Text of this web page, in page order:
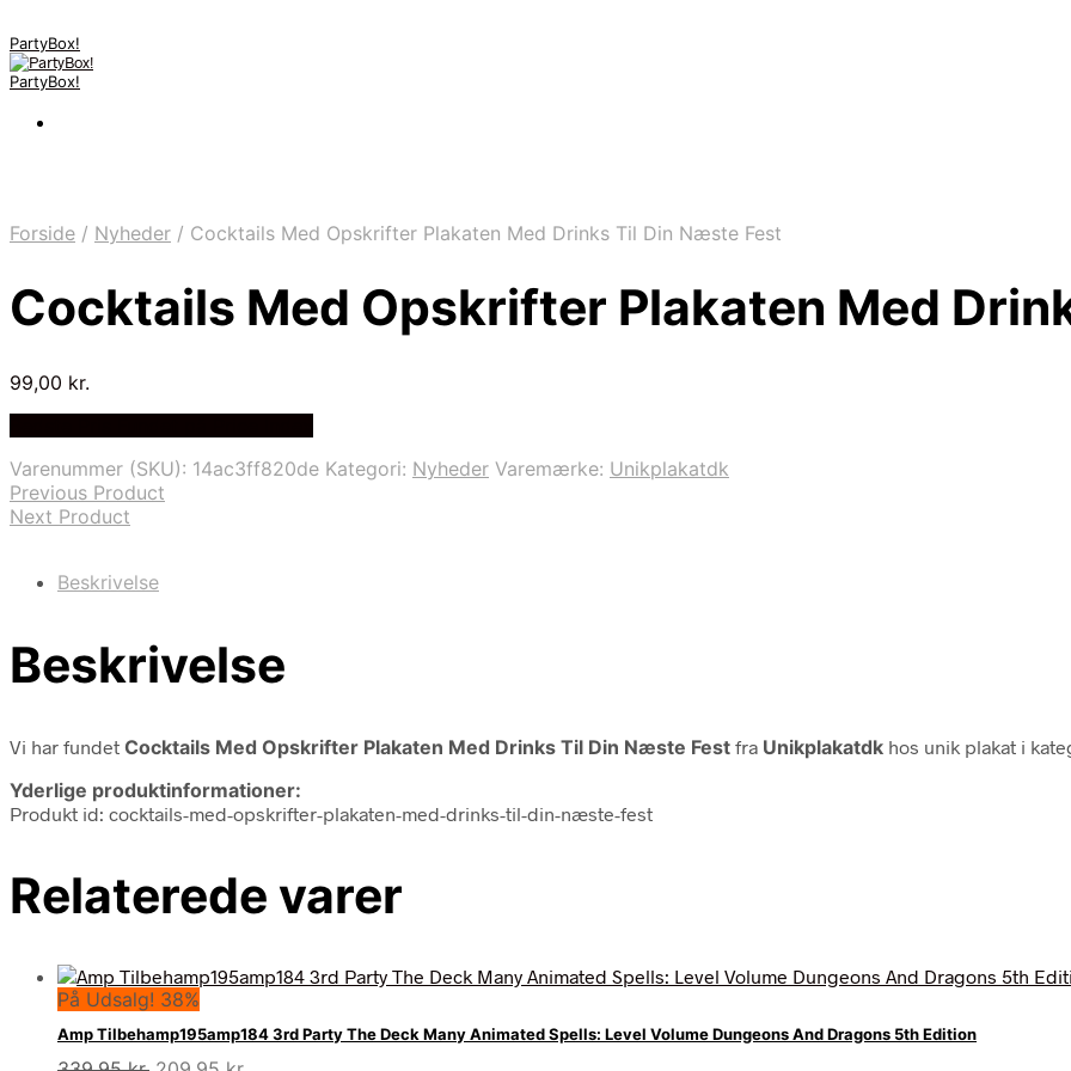
PartyBox!
PartyBox!
Forside / Nyheder / Cocktails Med Opskrifter Plakaten Med Drinks Til Din Næste Fest
Cocktails Med Opskrifter Plakaten Med
99,00 kr.
Varenummer (SKU): 14ac3ff820de Kategori: Nyheder Varemærke: Unikplakatdk
Previous Product
Next Product
Beskrivelse
Beskrivelse
Vi har fundet Cocktails Med Opskrifter Plakaten Med Drinks Til Din Næste Fest fra Unikplakatdk hos unik plakat i
Yderlige produktinformationer:
Produkt id: cocktails-med-opskrifter-plakaten-med-drinks-til-din-næste-fest
Relaterede varer
På Udsalg! 38%
Amp Tilbehamp195amp184 3rd Party The Deck Many Animated Spells: Level Volume Dungeons And Dragons 5th Edition